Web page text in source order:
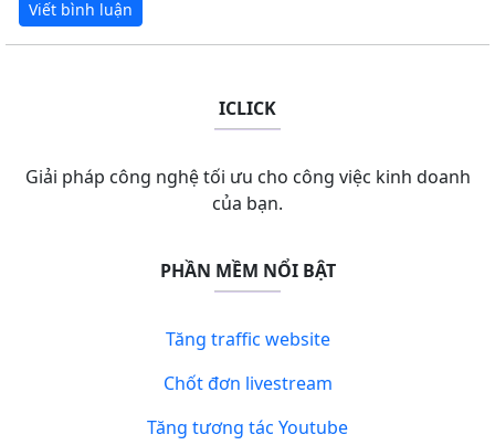
ICLICK
Giải pháp công nghệ tối ưu cho công việc kinh doanh
của bạn.
PHẦN MỀM NỔI BẬT
Tăng traffic website
Chốt đơn livestream
Tăng tương tác Youtube